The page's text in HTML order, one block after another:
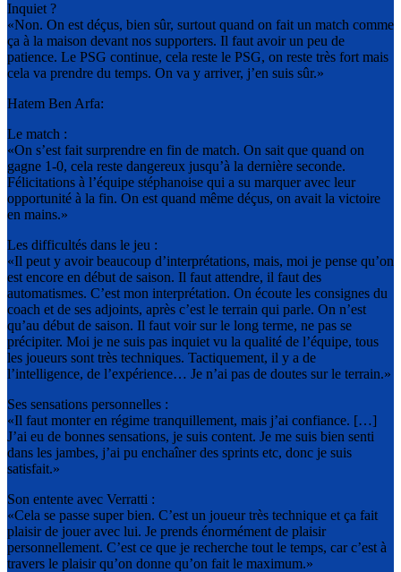
Inquiet ?
«Non. On est déçus, bien sûr, surtout quand on fait un match comme
ça à la maison devant nos supporters. Il faut avoir un peu de
patience. Le PSG continue, cela reste le PSG, on reste très fort mais
cela va prendre du temps. On va y arriver, j’en suis sûr.»
Hatem Ben Arfa:
Le match :
«On s’est fait surprendre en fin de match. On sait que quand on
gagne 1-0, cela reste dangereux jusqu’à la dernière seconde.
Félicitations à l’équipe stéphanoise qui a su marquer avec leur
opportunité à la fin. On est quand même déçus, on avait la victoire
en mains.»
Les difficultés dans le jeu :
«Il peut y avoir beaucoup d’interprétations, mais, moi je pense qu’on
est encore en début de saison. Il faut attendre, il faut des
automatismes. C’est mon interprétation. On écoute les consignes du
coach et de ses adjoints, après c’est le terrain qui parle. On n’est
qu’au début de saison. Il faut voir sur le long terme, ne pas se
précipiter. Moi je ne suis pas inquiet vu la qualité de l’équipe, tous
les joueurs sont très techniques. Tactiquement, il y a de
l’intelligence, de l’expérience… Je n’ai pas de doutes sur le terrain.»
Ses sensations personnelles :
«Il faut monter en régime tranquillement, mais j’ai confiance. […]
J’ai eu de bonnes sensations, je suis content. Je me suis bien senti
dans les jambes, j’ai pu enchaîner des sprints etc, donc je suis
satisfait.»
Son entente avec Verratti :
«Cela se passe super bien. C’est un joueur très technique et ça fait
plaisir de jouer avec lui. Je prends énormément de plaisir
personnellement. C’est ce que je recherche tout le temps, car c’est à
travers le plaisir qu’on donne qu’on fait le maximum.»